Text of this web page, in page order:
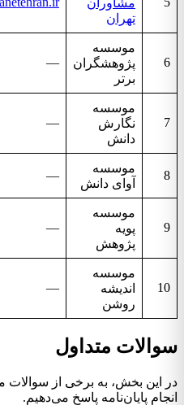
مشاوران
تهران
6
موسسه
پژوهشگران
برتر
—
7
موسسه
نگارش
دانش
—
8
موسسه
آوای دانش
—
9
موسسه
پویه
پژوهش
—
10
موسسه
اندیشه
روشن
—
سوالات متداول
در این بخش، به برخی از سوالات
انجام پایان‌نامه پاسخ می‌دهیم.